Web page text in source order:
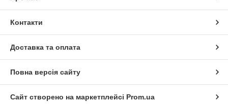
Контакти
Доставка та оплата
Повна версія сайту
Сайт створено на маркетплейсі Prom.ua